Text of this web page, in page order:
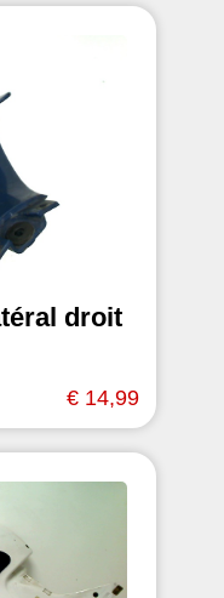
droit
€ 14,99